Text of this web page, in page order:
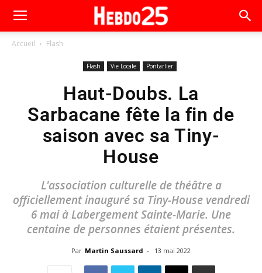
Accueil Flash
Flash Vie Locale Pontarlier
Haut-Doubs. La
Sarbacane fête la fin de
saison avec sa Tiny-
House
L'association culturelle de théâtre a
officiellement inauguré sa Tiny-House vendredi
6 mai à Labergement Sainte-Marie. Une
centaine de personnes étaient présentes.
Par Martin Saussard - 13 mai 2022